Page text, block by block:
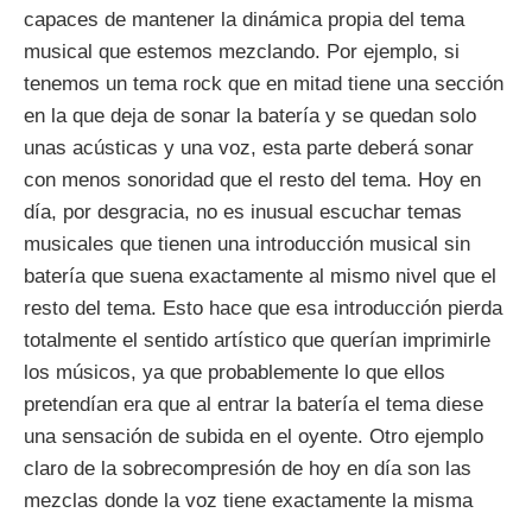
capaces de mantener la dinámica propia del tema
musical que estemos mezclando. Por ejemplo, si
tenemos un tema rock que en mitad tiene una sección
en la que deja de sonar la batería y se quedan solo
unas acústicas y una voz, esta parte deberá sonar
con menos sonoridad que el resto del tema. Hoy en
día, por desgracia, no es inusual escuchar temas
musicales que tienen una introducción musical sin
batería que suena exactamente al mismo nivel que el
resto del tema. Esto hace que esa introducción pierda
totalmente el sentido artístico que querían imprimirle
los músicos, ya que probablemente lo que ellos
pretendían era que al entrar la batería el tema diese
una sensación de subida en el oyente. Otro ejemplo
claro de la sobrecompresión de hoy en día son las
mezclas donde la voz tiene exactamente la misma